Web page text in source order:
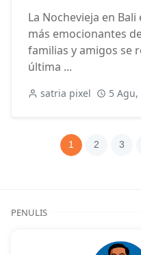
La Nochevieja en
más emocionantes
familias y amigos se
última ...
satria pixel 5 Agu,
1 2 3
PENULIS